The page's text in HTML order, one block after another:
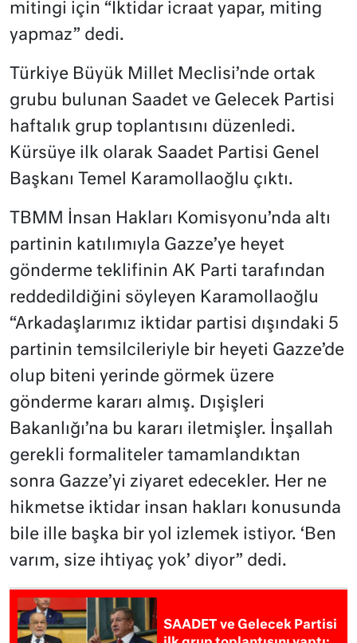
mitingi için “İktidar icraat yapar, miting
yapmaz” dedi.
Türkiye Büyük Millet Meclisi’nde ortak
grubu bulunan Saadet ve Gelecek Partisi
haftalık grup toplantısını düzenledi.
Kürsüye ilk olarak Saadet Partisi Genel
Başkanı Temel Karamollaoğlu çıktı.
TBMM İnsan Hakları Komisyonu’nda altı
partinin katılımıyla Gazze’ye heyet
gönderme teklifinin AK Parti tarafından
reddedildiğini söyleyen Karamollaoğlu
“Arkadaşlarımız iktidar partisi dışındaki 5
partinin temsilcileriyle bir heyeti Gazze’de
olup biteni yerinde görmek üzere
gönderme kararı almış. Dışişleri
Bakanlığı’na bu kararı iletmişler. İnşallah
gerekli formaliteler tamamlandıktan
sonra Gazze’yi ziyaret edecekler. Her ne
hikmetse iktidar insan hakları konusunda
bile ille başka bir yol izlemek istiyor. ‘Ben
varım, size ihtiyaç yok’ diyor” dedi.
SAADET ve Gelecek Partisi